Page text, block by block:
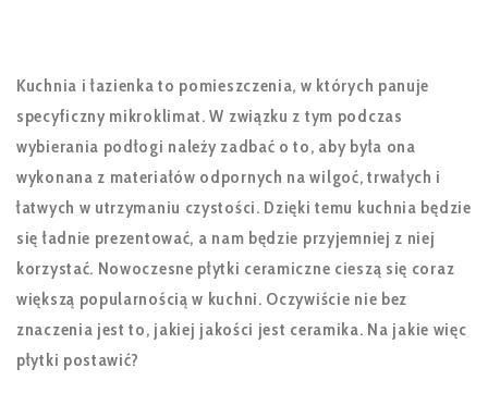
Kuchnia i łazienka to pomieszczenia, w których panuje
specyficzny mikroklimat. W związku z tym podczas
wybierania podłogi należy zadbać o to, aby była ona
wykonana z materiałów odpornych na wilgoć, trwałych i
łatwych w utrzymaniu czystości. Dzięki temu kuchnia będzie
się ładnie prezentować, a nam będzie przyjemniej z niej
korzystać. Nowoczesne płytki ceramiczne cieszą się coraz
większą popularnością w kuchni. Oczywiście nie bez
znaczenia jest to, jakiej jakości jest ceramika. Na jakie więc
płytki postawić?